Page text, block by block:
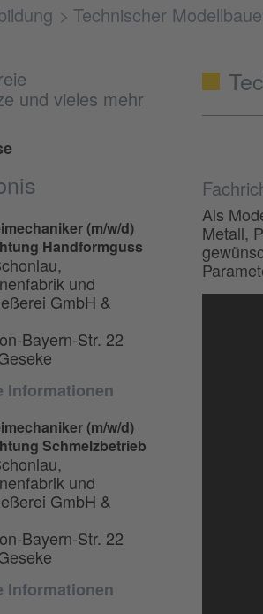
Technischer
und vieles mehr
(m/w/d)
Handformguss
und
GmbH &
Bayern-Str. 22
Informationen
(m/w/d)
Schmelzbetrieb
und
GmbH &
Bayern-Str. 22
Informationen
Als
Metall,